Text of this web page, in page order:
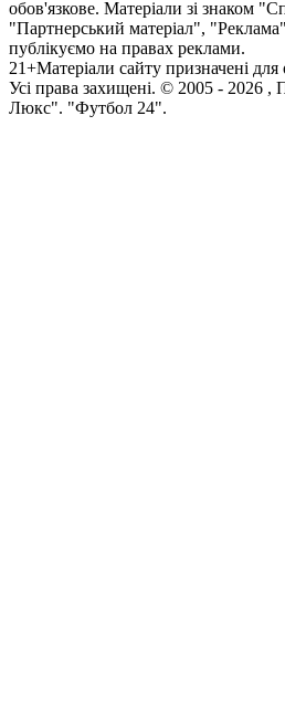
обов'язкове. Матеріали зі знаком
"Партнерський матеріал",
публікуємо на правах реклами.
21+Матеріали сайту призначені
Усi права захищенi. © 2005 - 2026 ,
Люкс". "Футбол 24".